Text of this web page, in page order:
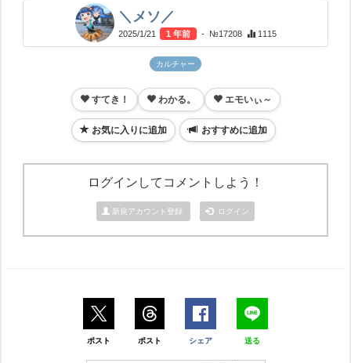
＼メソ／
2025/1/21 1 年前 - №17208 1115
カルチャー
すてき！ わかる。 エモいぃ～
お気に入りに追加 おすすめに追加
ログインしてコメントしよう！
新規アカウント登録 ログイン
ポスト ポスト シェア 送る